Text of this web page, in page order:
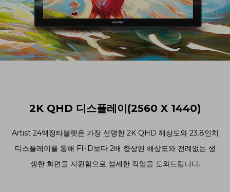
2K QHD 디스플레이(2560 X 1440)
Artist 24액정타블렛은 가장 선명한 2K QHD 해상도와 23.8인치
디스플레이를 통해 FHD보다 2배 향상된 해상도와 전례없는 생
생한 화면을 지원함으로 섬세한 작업을 도와드립니다.